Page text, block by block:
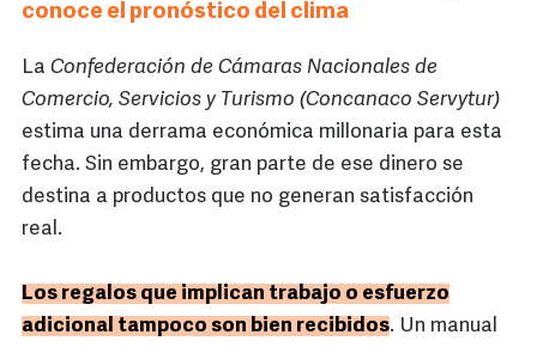
conoce el pronóstico del clima
La Confederación de Cámaras Nacionales de
Comercio, Servicios y Turismo (Concanaco Servytur)
estima una derrama económica millonaria para esta
fecha. Sin embargo, gran parte de ese dinero se
destina a productos que no generan satisfacción
real.
Los regalos que implican trabajo o esfuerzo
adicional tampoco son bien recibidos. Un manual